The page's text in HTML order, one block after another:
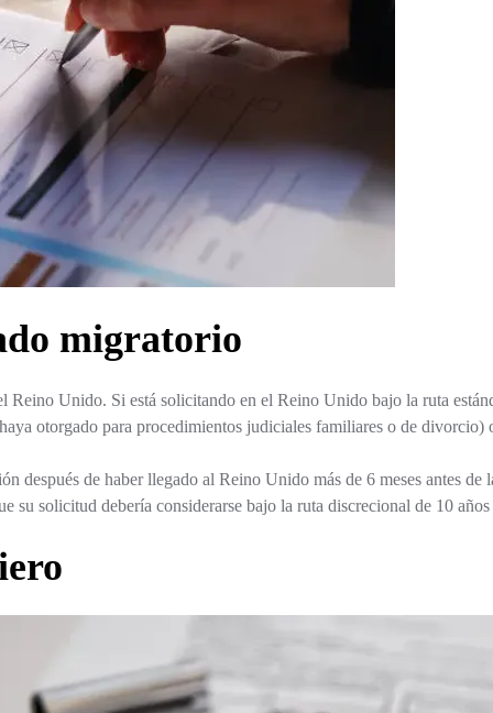
migratorio
Reino Unido. Si está solicitando en el Reino Unido bajo la ruta
otorgado para procedimientos judiciales familiares o de
después de haber llegado al Reino Unido más de 6 meses antes
su solicitud debería considerarse bajo la ruta discrecional de 10